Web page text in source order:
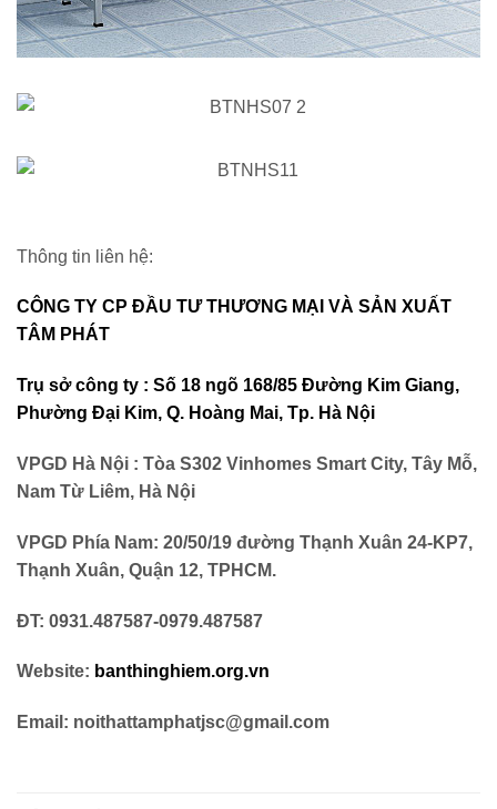
Thông tin liên hệ:
CÔNG TY CP ĐẦU TƯ THƯƠNG MẠI VÀ SẢN XUẤT
TÂM PHÁT
Trụ sở công ty : Số 18 ngõ 168/85 Đường Kim Giang,
Phường Đại Kim, Q. Hoàng Mai, Tp. Hà Nội
VPGD Hà Nội : Tòa S302 Vinhomes Smart City, Tây Mỗ,
Nam Từ Liêm, Hà Nội
VPGD Phía Nam: 20/50/19 đường Thạnh Xuân 24-KP7,
Thạnh Xuân, Quận 12, TPHCM.
ĐT: 0931.487587-0979.487587
Website: banthinghiem.org.vn
Email: noithattamphatjsc@gmail.com